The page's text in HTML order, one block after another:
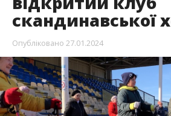
скандинавської
Опубліковано 27.01.2024